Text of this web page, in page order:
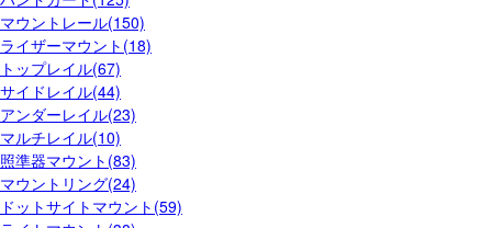
マウントレール(150)
ライザーマウント(18)
トップレイル(67)
サイドレイル(44)
アンダーレイル(23)
マルチレイル(10)
照準器マウント(83)
マウントリング(24)
ドットサイトマウント(59)